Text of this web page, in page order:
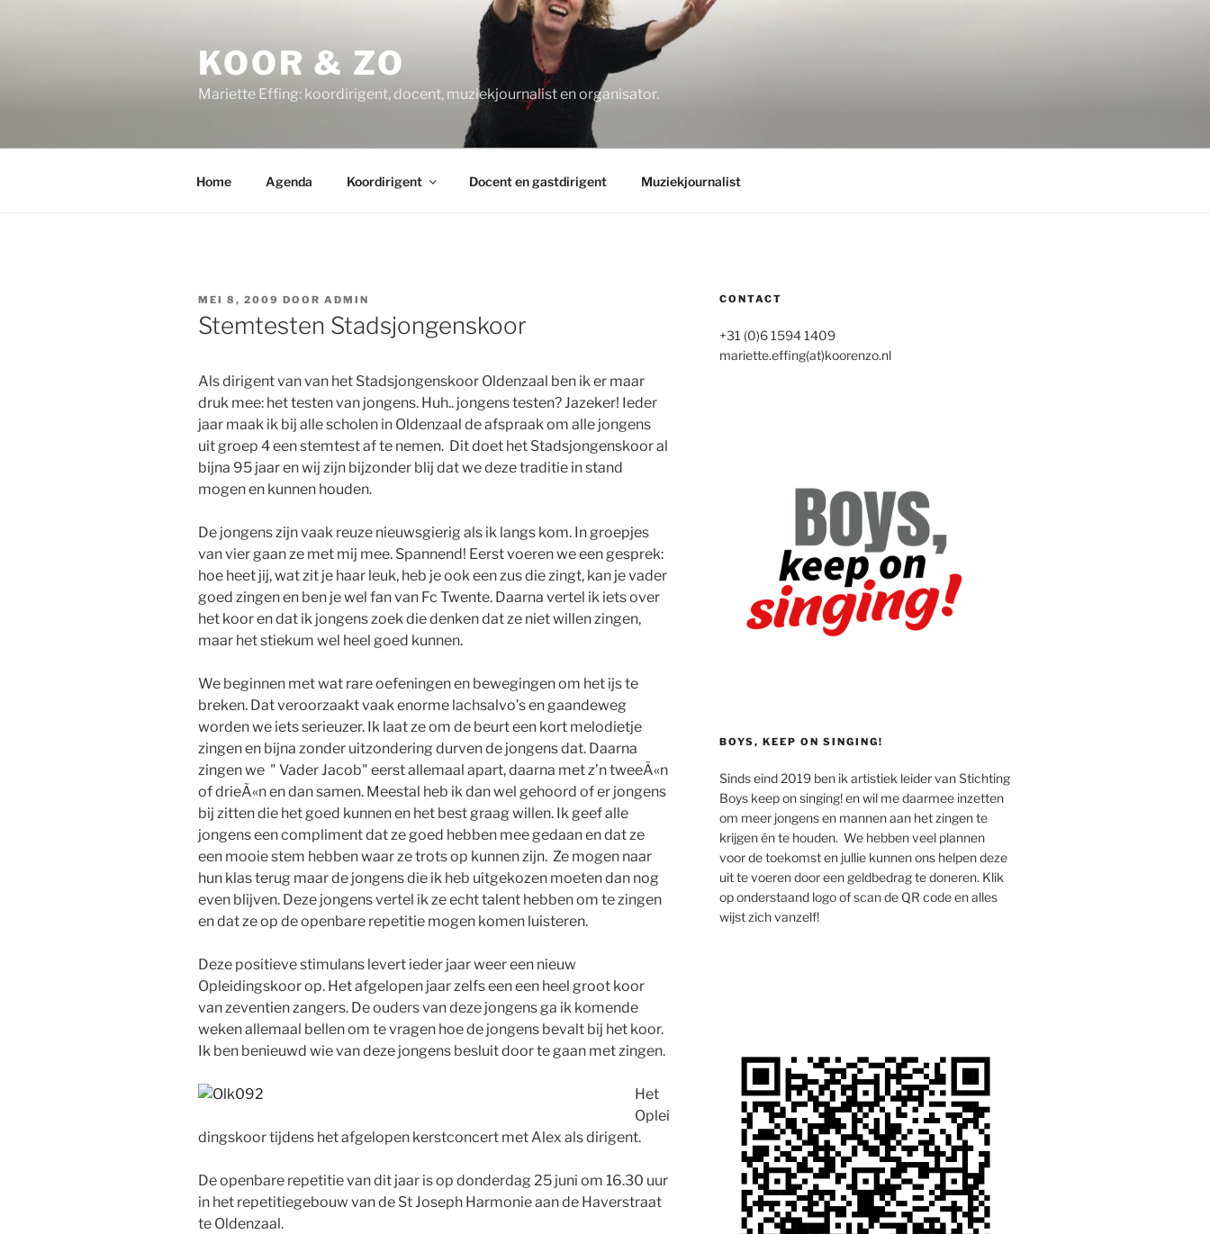
KOOR & ZO
Mariette Effing: koordirigent, docent, muziekjournalist en organisator.
Home Agenda Koordirigent Docent en gastdirigent Muziekjournalist
GEPLAATST
OP
MEI 8, 2009 DOOR ADMIN
Stemtesten Stadsjongenskoor
Als dirigent van van het Stadsjongenskoor Oldenzaal ben ik er maar
druk mee: het testen van jongens. Huh.. jongens testen? Jazeker! Ieder
jaar maak ik bij alle scholen in Oldenzaal de afspraak om alle jongens
uit groep 4 een stemtest af te nemen. Dit doet het Stadsjongenskoor al
bijna 95 jaar en wij zijn bijzonder blij dat we deze traditie in stand
mogen en kunnen houden.
De jongens zijn vaak reuze nieuwsgierig als ik langs kom. In groepjes
van vier gaan ze met mij mee. Spannend! Eerst voeren we een gesprek:
hoe heet jij, wat zit je haar leuk, heb je ook een zus die zingt, kan je vader
goed zingen en ben je wel fan van Fc Twente. Daarna vertel ik iets over
het koor en dat ik jongens zoek die denken dat ze niet willen zingen,
maar het stiekum wel heel goed kunnen.
We beginnen met wat rare oefeningen en bewegingen om het ijs te
breken. Dat veroorzaakt vaak enorme lachsalvo’s en gaandeweg
worden we iets serieuzer. Ik laat ze om de beurt een kort melodietje
zingen en bijna zonder uitzondering durven de jongens dat. Daarna
zingen we " Vader Jacob" eerst allemaal apart, daarna met z’n tweeÃ«n
of drieÃ«n en dan samen. Meestal heb ik dan wel gehoord of er jongens
bij zitten die het goed kunnen en het best graag willen. Ik geef alle
jongens een compliment dat ze goed hebben mee gedaan en dat ze
een mooie stem hebben waar ze trots op kunnen zijn. Ze mogen naar
hun klas terug maar de jongens die ik heb uitgekozen moeten dan nog
even blijven. Deze jongens vertel ik ze echt talent hebben om te zingen
en dat ze op de openbare repetitie mogen komen luisteren.
Deze positieve stimulans levert ieder jaar weer een nieuw
Opleidingskoor op. Het afgelopen jaar zelfs een een heel groot koor
van zeventien zangers. De ouders van deze jongens ga ik komende
weken allemaal bellen om te vragen hoe de jongens bevalt bij het koor.
Ik ben benieuwd wie van deze jongens besluit door te gaan met zingen.
Het
Oplei
dingskoor tijdens het afgelopen kerstconcert met Alex als dirigent.
De openbare repetitie van dit jaar is op donderdag 25 juni om 16.30 uur
in het repetitiegebouw van de St Joseph Harmonie aan de Haverstraat
te Oldenzaal.
CONTACT
+31 (0)6 1594 1409
mariette.effing(at)koorenzo.nl
BOYS, KEEP ON SINGING!
Sinds eind 2019 ben ik artistiek leider van Stichting
Boys keep on singing! en wil me daarmee inzetten
om meer jongens en mannen aan het zingen te
krijgen én te houden. We hebben veel plannen
voor de toekomst en jullie kunnen ons helpen deze
uit te voeren door een geldbedrag te doneren. Klik
op onderstaand logo of scan de QR code en alles
wijst zich vanzelf!